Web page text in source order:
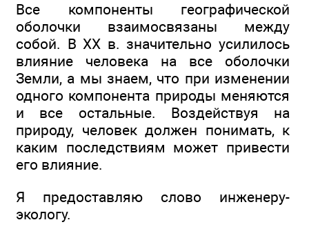
Все компоненты географической
оболочки взаимосвязаны между
собой. В XX в. значительно усилилось
влияние человека на все оболочки
Земли, а мы знаем, что при изменении
одного компонента природы меняются
и все остальные. Воздействуя на
природу, человек должен понимать, к
каким последствиям может привести
его влияние.
Я предоставляю слово инженеру-
экологу.